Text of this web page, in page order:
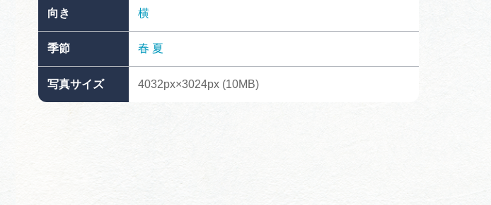
岐阜県観光データベース
向き 横
季節 春 夏
写真サイズ 4032px×3024px (10MB)